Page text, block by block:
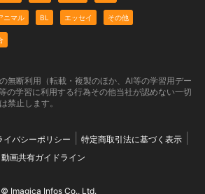
ニマル BL エッセイ その他
無断利用（転載・複製のほか、AI等の学習用デー
の学習に利用する行為その他当社が認めない一切
禁止します。
イバシーポリシー
特定商取引法に基づく表示
動画共有ガイドライン
© Imagica Infos Co., Ltd.